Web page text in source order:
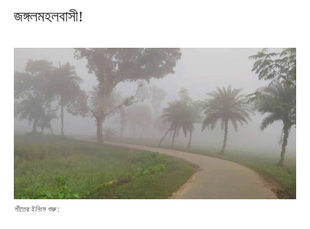
জঙ্গলমহলবাসী!
শীতের ইনিংস শুরু :